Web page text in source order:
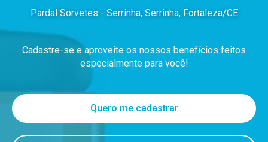
Pardal Sorvetes - Serrinha, Serrinha, Fortaleza/CE
Cadastre-se e aproveite os nossos benefícios feitos
especialmente para você!
Quero me cadastrar